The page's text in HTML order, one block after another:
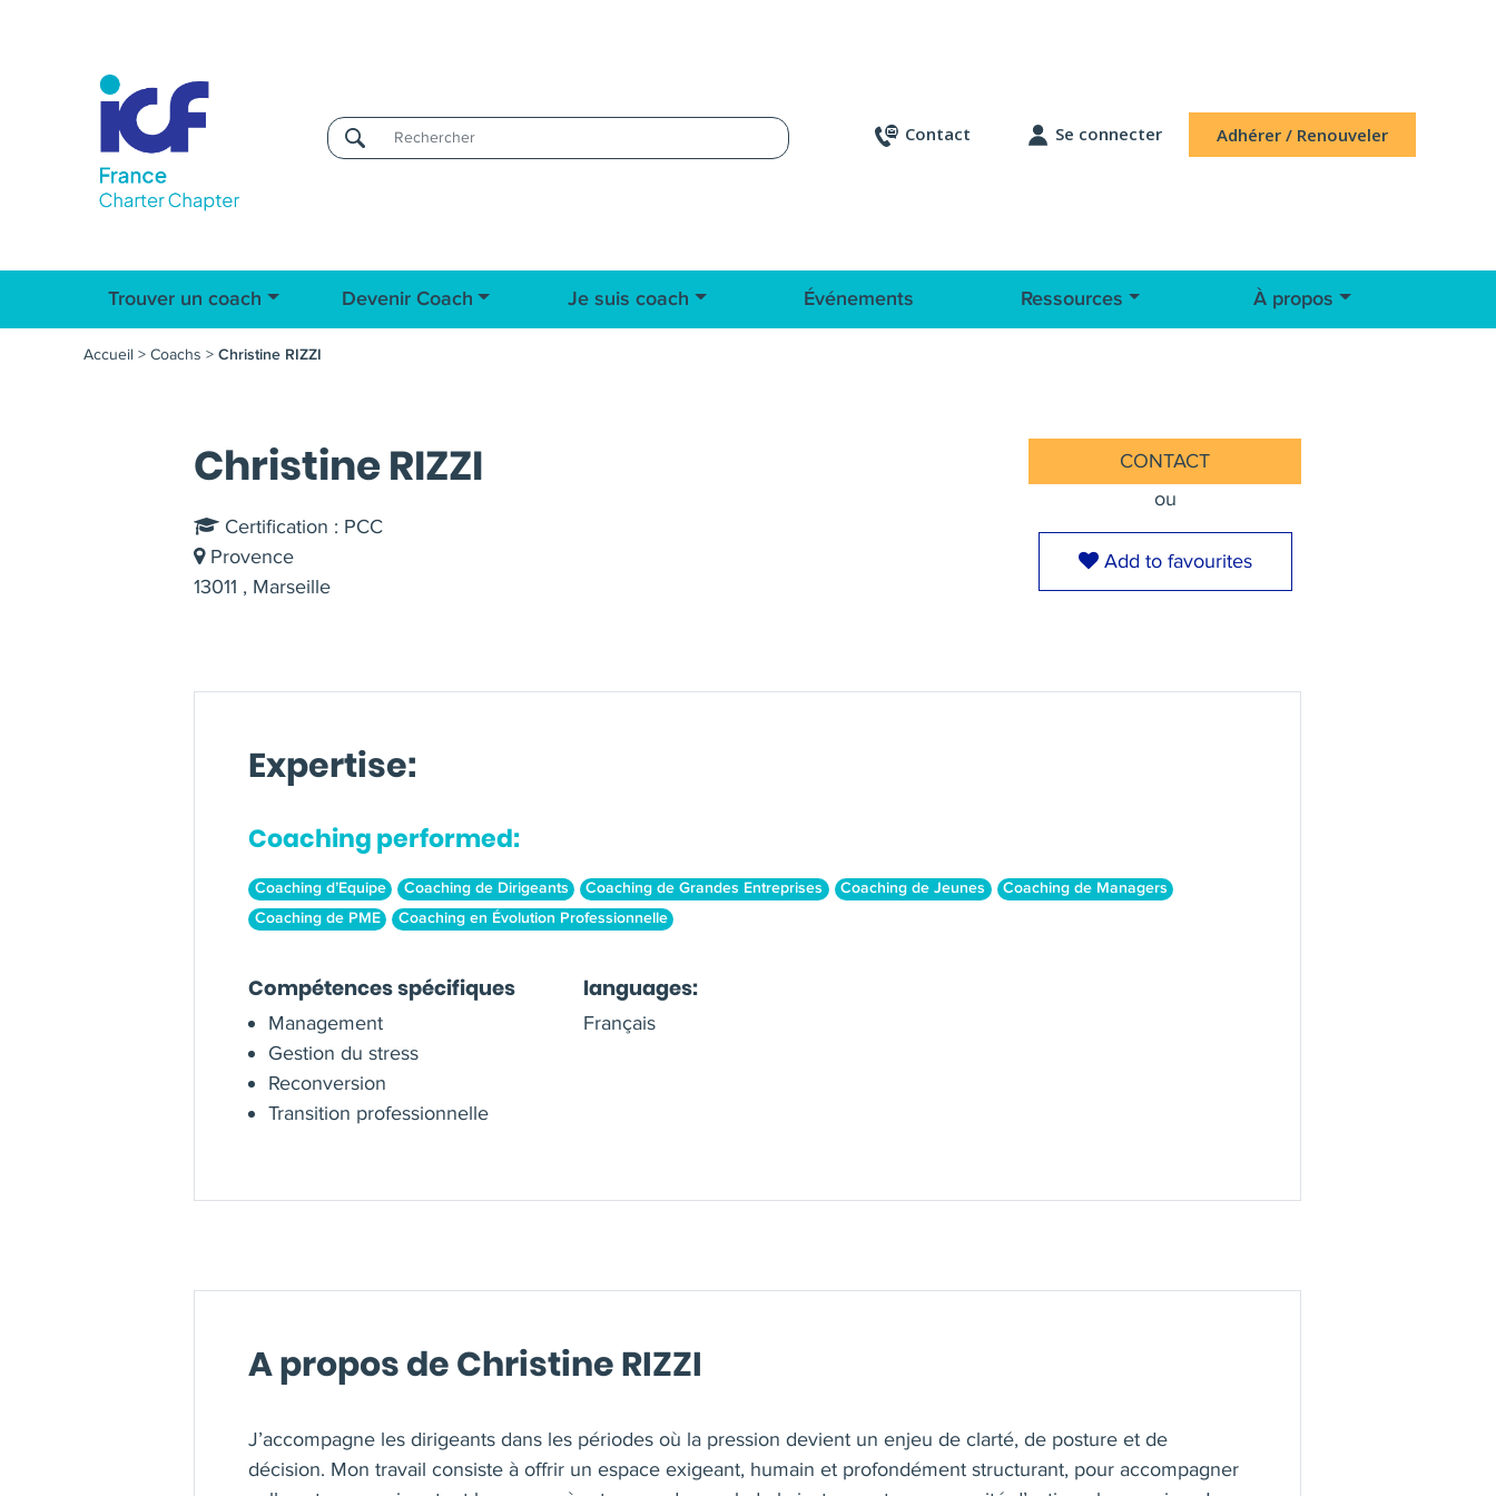
Username Contact Se connecter Adhérer / Renouveler
Trouver un coach Devenir Coach Je suis coach Événements Ressources À propos
Accueil > Coachs > Christine RIZZI
Christine RIZZI
Certification : PCC
Provence
13011 , Marseille
CONTACT
ou
Add to favourites
Expertise:
Coaching performed:
Coaching d’Equipe Coaching de Dirigeants Coaching de Grandes Entreprises Coaching de Jeunes
Coaching de Managers
Coaching de PME
Coaching en Évolution Professionnelle
Compétences spécifiques
Management
Gestion du stress
Reconversion
Transition professionnelle
languages:
Français
A propos de Christine RIZZI
J’accompagne les dirigeants dans les périodes où la pression devient un enjeu de clarté, de posture et de
décision. Mon travail consiste à offrir un espace exigeant, humain et profondément structurant, pour accompagner